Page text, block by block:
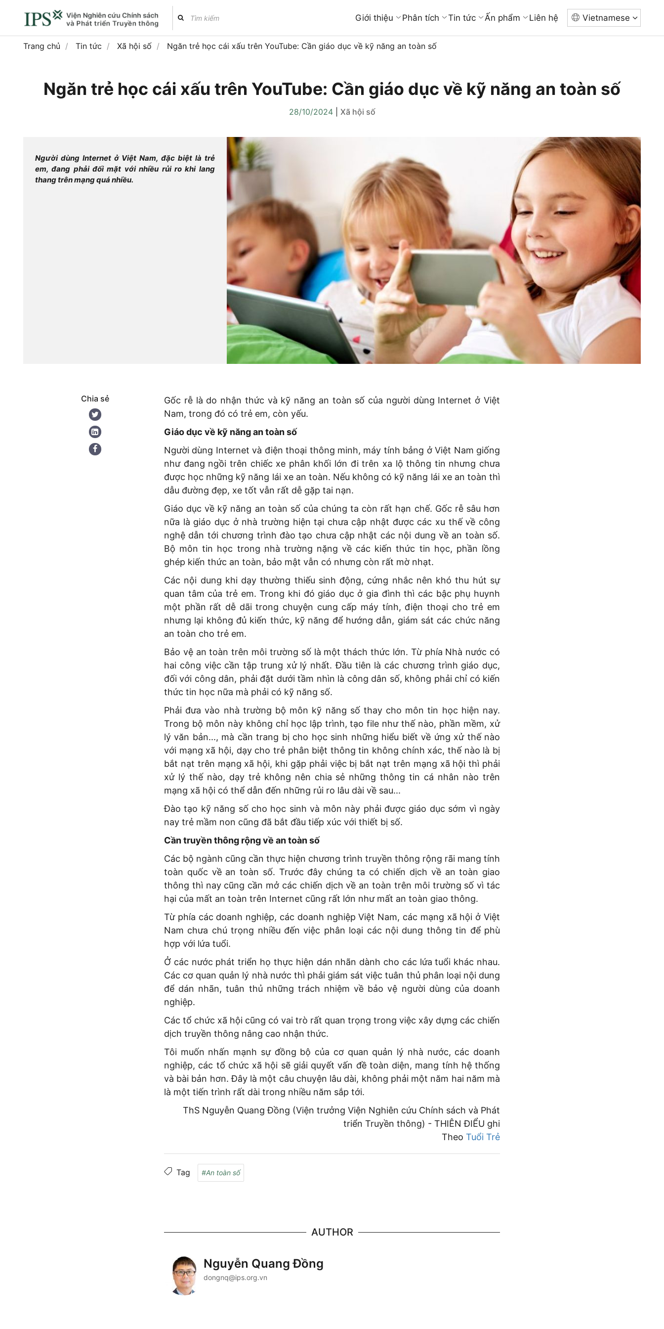
Giới thiệu Phân tích Tin tức Ấn phẩm Liên hệ Vietnamese
Trang chủ Tin tức Xã hội số Ngăn trẻ học cái xấu trên YouTube: Cần giáo dục về kỹ năng an toàn số
Ngăn trẻ học cái xấu trên YouTube: Cần giáo dục về kỹ năng an toàn số
28/10/2024| Xã hội số
Người dùng Internet ở Việt Nam, đặc biệt là trẻ
em, đang phải đối mặt với nhiều rủi ro khi lang
thang trên mạng quá nhiều.
Chia sẻ
Gốc rễ là do nhận thức và kỹ năng an toàn số của người dùng Internet ở Việt
Nam, trong đó có trẻ em, còn yếu.
Giáo dục về kỹ năng an toàn số
Người dùng Internet và điện thoại thông minh, máy tính bảng ở Việt Nam giống
như đang ngồi trên chiếc xe phân khối lớn đi trên xa lộ thông tin nhưng chưa
được học những kỹ năng lái xe an toàn. Nếu không có kỹ năng lái xe an toàn thì
dẫu đường đẹp, xe tốt vẫn rất dễ gặp tai nạn.
Giáo dục về kỹ năng an toàn số của chúng ta còn rất hạn chế. Gốc rễ sâu hơn
nữa là giáo dục ở nhà trường hiện tại chưa cập nhật được các xu thế về công
nghệ dẫn tới chương trình đào tạo chưa cập nhật các nội dung về an toàn số.
Bộ môn tin học trong nhà trường nặng về các kiến thức tin học, phần lồng
ghép kiến thức an toàn, bảo mật vẫn có nhưng còn rất mờ nhạt.
Các nội dung khi dạy thường thiếu sinh động, cứng nhắc nên khó thu hút sự
quan tâm của trẻ em. Trong khi đó giáo dục ở gia đình thì các bậc phụ huynh
một phần rất dễ dãi trong chuyện cung cấp máy tính, điện thoại cho trẻ em
nhưng lại không đủ kiến thức, kỹ năng để hướng dẫn, giám sát các chức năng
an toàn cho trẻ em.
Bảo vệ an toàn trên môi trường số là một thách thức lớn. Từ phía Nhà nước có
hai công việc cần tập trung xử lý nhất. Đầu tiên là các chương trình giáo dục,
đối với công dân, phải đặt dưới tầm nhìn là công dân số, không phải chỉ có kiến
thức tin học nữa mà phải có kỹ năng số.
Phải đưa vào nhà trường bộ môn kỹ năng số thay cho môn tin học hiện nay.
Trong bộ môn này không chỉ học lập trình, tạo file như thế nào, phần mềm, xử
lý văn bản..., mà cần trang bị cho học sinh những hiểu biết về ứng xử thế nào
với mạng xã hội, dạy cho trẻ phân biệt thông tin không chính xác, thế nào là bị
bắt nạt trên mạng xã hội, khi gặp phải việc bị bắt nạt trên mạng xã hội thì phải
xử lý thế nào, dạy trẻ không nên chia sẻ những thông tin cá nhân nào trên
mạng xã hội có thể dẫn đến những rủi ro lâu dài về sau...
Đào tạo kỹ năng số cho học sinh và môn này phải được giáo dục sớm vì ngày
nay trẻ mầm non cũng đã bắt đầu tiếp xúc với thiết bị số.
Cần truyền thông rộng về an toàn số
Các bộ ngành cũng cần thực hiện chương trình truyền thông rộng rãi mang tính
toàn quốc về an toàn số. Trước đây chúng ta có chiến dịch về an toàn giao
thông thì nay cũng cần mở các chiến dịch về an toàn trên môi trường số vì tác
hại của mất an toàn trên Internet cũng rất lớn như mất an toàn giao thông.
Từ phía các doanh nghiệp, các doanh nghiệp Việt Nam, các mạng xã hội ở Việt
Nam chưa chú trọng nhiều đến việc phân loại các nội dung thông tin để phù
hợp với lứa tuổi.
Ở các nước phát triển họ thực hiện dán nhãn dành cho các lứa tuổi khác nhau.
Các cơ quan quản lý nhà nước thì phải giám sát việc tuân thủ phân loại nội dung
để dán nhãn, tuân thủ những trách nhiệm về bảo vệ người dùng của doanh
nghiệp.
Các tổ chức xã hội cũng có vai trò rất quan trọng trong việc xây dựng các chiến
dịch truyền thông nâng cao nhận thức.
Tôi muốn nhấn mạnh sự đồng bộ của cơ quan quản lý nhà nước, các doanh
nghiệp, các tổ chức xã hội sẽ giải quyết vấn đề toàn diện, mang tính hệ thống
và bài bản hơn. Đây là một câu chuyện lâu dài, không phải một năm hai năm mà
là một tiến trình rất dài trong nhiều năm sắp tới.
ThS Nguyễn Quang Đồng (Viện trưởng Viện Nghiên cứu Chính sách và Phát
triển Truyền thông) - THIÊN ĐIỂU ghi
Theo Tuổi Trẻ
Tag #An toàn số
AUTHOR
Nguyễn Quang Đồng
dongnq@ips.org.vn